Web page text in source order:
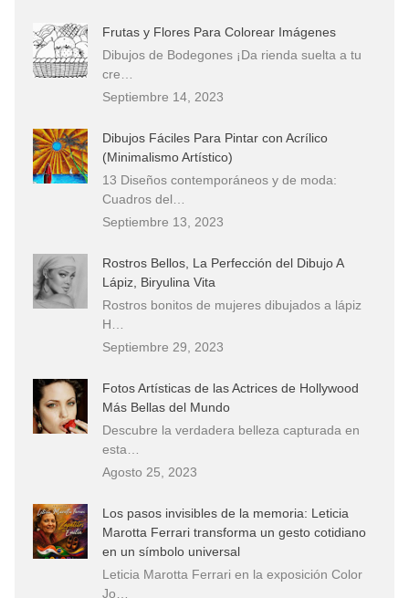
Frutas y Flores Para Colorear Imágenes
Dibujos de Bodegones ¡Da rienda suelta a tu
cre…
Septiembre 14, 2023
Dibujos Fáciles Para Pintar con Acrílico
(Minimalismo Artístico)
13 Diseños contemporáneos y de moda:
Cuadros del…
Septiembre 13, 2023
Rostros Bellos, La Perfección del Dibujo A
Lápiz, Biryulina Vita
Rostros bonitos de mujeres dibujados a lápiz
H…
Septiembre 29, 2023
Fotos Artísticas de las Actrices de Hollywood
Más Bellas del Mundo
Descubre la verdadera belleza capturada en
esta…
Agosto 25, 2023
Los pasos invisibles de la memoria: Leticia
Marotta Ferrari transforma un gesto cotidiano
en un símbolo universal
Leticia Marotta Ferrari en la exposición Color
Jo…